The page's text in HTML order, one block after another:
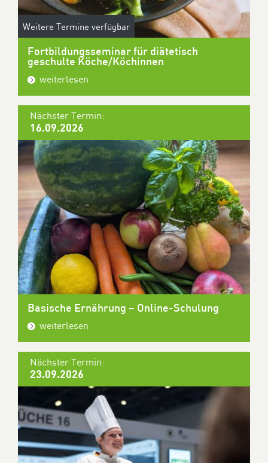
Weitere Termine verfügbar
Fortbildungsseminar für diätetisch
geschulte Köche/Köchinnen
weiterlesen
Nächster Termin:
16.09.2026
Basische Ernährung – Online-Schulung
weiterlesen
Nächster Termin:
23.09.2026